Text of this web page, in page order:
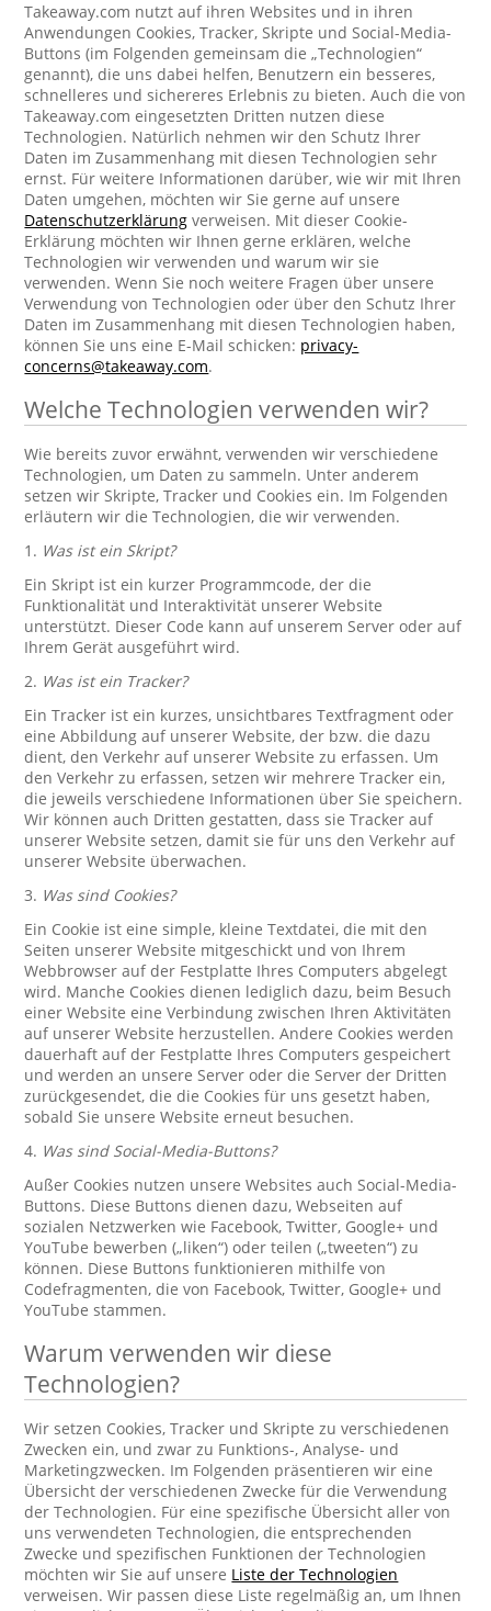
Takeaway.com nutzt auf ihren Websites und in ihren
Anwendungen Cookies, Tracker, Skripte und Social-Media-
Buttons (im Folgenden gemeinsam die „Technologien“
genannt), die uns dabei helfen, Benutzern ein besseres,
schnelleres und sichereres Erlebnis zu bieten. Auch die von
Takeaway.com eingesetzten Dritten nutzen diese
Technologien. Natürlich nehmen wir den Schutz Ihrer
Daten im Zusammenhang mit diesen Technologien sehr
ernst. Für weitere Informationen darüber, wie wir mit Ihren
Daten umgehen, möchten wir Sie gerne auf unsere
Datenschutzerklärung verweisen. Mit dieser Cookie-
Erklärung möchten wir Ihnen gerne erklären, welche
Technologien wir verwenden und warum wir sie
verwenden. Wenn Sie noch weitere Fragen über unsere
Verwendung von Technologien oder über den Schutz Ihrer
Daten im Zusammenhang mit diesen Technologien haben,
können Sie uns eine E-Mail schicken: privacy-
concerns@takeaway.com.
Welche Technologien verwenden wir?
Wie bereits zuvor erwähnt, verwenden wir verschiedene
Technologien, um Daten zu sammeln. Unter anderem
setzen wir Skripte, Tracker und Cookies ein. Im Folgenden
erläutern wir die Technologien, die wir verwenden.
1. Was ist ein Skript?
Ein Skript ist ein kurzer Programmcode, der die
Funktionalität und Interaktivität unserer Website
unterstützt. Dieser Code kann auf unserem Server oder auf
Ihrem Gerät ausgeführt wird.
2. Was ist ein Tracker?
Ein Tracker ist ein kurzes, unsichtbares Textfragment oder
eine Abbildung auf unserer Website, der bzw. die dazu
dient, den Verkehr auf unserer Website zu erfassen. Um
den Verkehr zu erfassen, setzen wir mehrere Tracker ein,
die jeweils verschiedene Informationen über Sie speichern.
Wir können auch Dritten gestatten, dass sie Tracker auf
unserer Website setzen, damit sie für uns den Verkehr auf
unserer Website überwachen.
3. Was sind Cookies?
Ein Cookie ist eine simple, kleine Textdatei, die mit den
Seiten unserer Website mitgeschickt und von Ihrem
Webbrowser auf der Festplatte Ihres Computers abgelegt
wird. Manche Cookies dienen lediglich dazu, beim Besuch
einer Website eine Verbindung zwischen Ihren Aktivitäten
auf unserer Website herzustellen. Andere Cookies werden
dauerhaft auf der Festplatte Ihres Computers gespeichert
und werden an unsere Server oder die Server der Dritten
zurückgesendet, die die Cookies für uns gesetzt haben,
sobald Sie unsere Website erneut besuchen.
4. Was sind Social-Media-Buttons?
Außer Cookies nutzen unsere Websites auch Social-Media-
Buttons. Diese Buttons dienen dazu, Webseiten auf
sozialen Netzwerken wie Facebook, Twitter, Google+ und
YouTube bewerben („liken“) oder teilen („tweeten“) zu
können. Diese Buttons funktionieren mithilfe von
Codefragmenten, die von Facebook, Twitter, Google+ und
YouTube stammen.
Warum verwenden wir diese
Technologien?
Wir setzen Cookies, Tracker und Skripte zu verschiedenen
Zwecken ein, und zwar zu Funktions-, Analyse- und
Marketingzwecken. Im Folgenden präsentieren wir eine
Übersicht der verschiedenen Zwecke für die Verwendung
der Technologien. Für eine spezifische Übersicht aller von
uns verwendeten Technologien, die entsprechenden
Zwecke und spezifischen Funktionen der Technologien
möchten wir Sie auf unsere Liste der Technologien
verweisen. Wir passen diese Liste regelmäßig an, um Ihnen